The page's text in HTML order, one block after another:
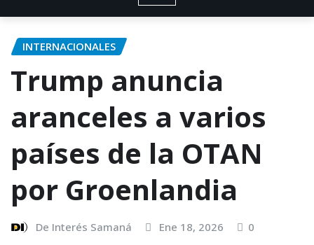
INTERNACIONALES
Trump anuncia
aranceles a varios
países de la OTAN
por Groenlandia
De Interés Samaná Ene 18, 2026 0